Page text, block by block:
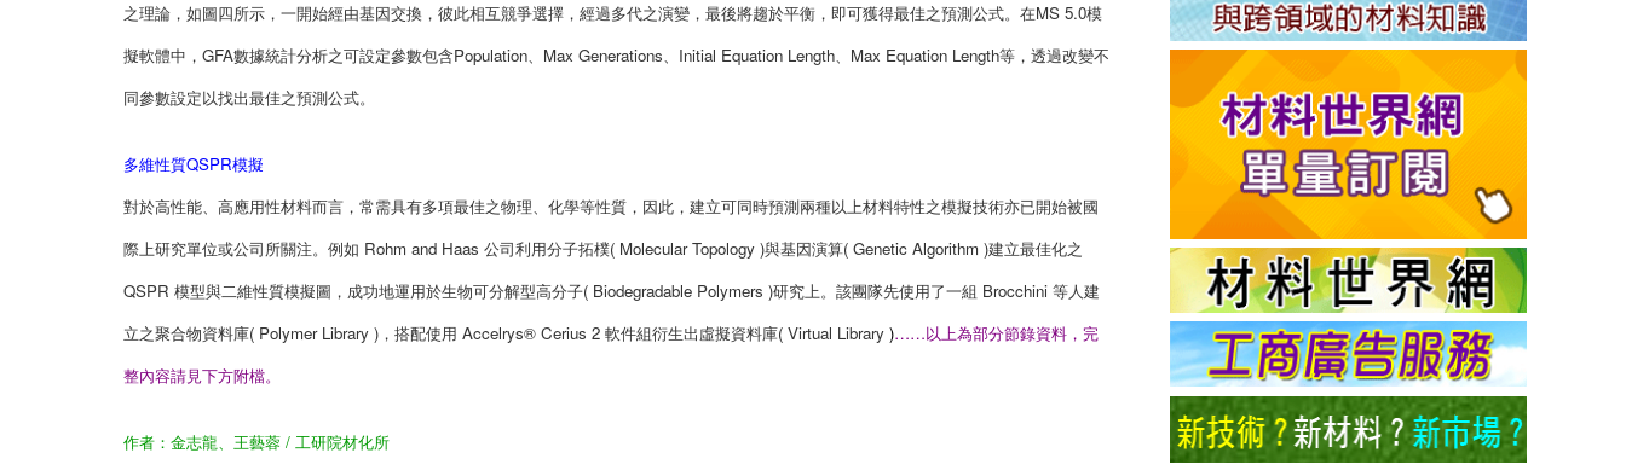
之理論，如圖四所示，一開始經由基因交換，彼此相互競爭選擇，經過多代之演變，最後將趨於平衡，即可獲得最佳之預測公式。在MS 5.0模
擬軟體中，GFA數據統計分析之可設定參數包含Population、Max Generations、Initial Equation Length、Max Equation Length等，透過改變不
同參數設定以找出最佳之預測公式。
多維性質QSPR模擬
對於高性能、高應用性材料而言，常需具有多項最佳之物理、化學等性質，因此，建立可同時預測兩種以上材料特性之模擬技術亦已開始被國
際上研究單位或公司所關注。例如 Rohm and Haas 公司利用分子拓樸( Molecular Topology )與基因演算( Genetic Algorithm )建立最佳化之
QSPR 模型與二維性質模擬圖，成功地運用於生物可分解型高分子( Biodegradable Polymers )研究上。該團隊先使用了一組 Brocchini 等人建
立之聚合物資料庫( Polymer Library )，搭配使用 Accelrys® Cerius 2 軟件組衍生出虛擬資料庫( Virtual Library )……以上為部分節錄資料，完
整內容請見下方附檔。
作者：金志龍、王藝蓉 / 工研院材化所